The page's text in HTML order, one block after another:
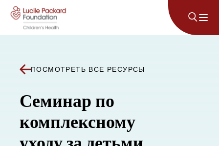
Перейти к содержанию
ПОСМОТРЕТЬ ВСЕ РЕСУРСЫ
Семинар по
комплексному